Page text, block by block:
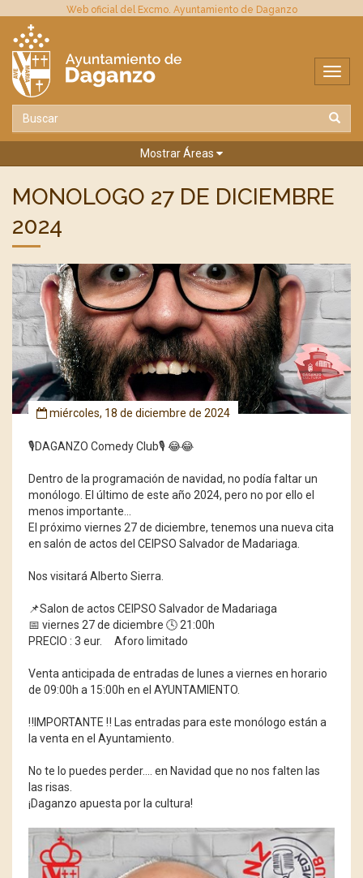
Web oficial del Excmo. Ayuntamiento de Daganzo
Mostrar Áreas
MONOLOGO 27 DE DICIEMBRE
2024
miércoles, 18 de diciembre de 2024
🎙️DAGANZO Comedy Club🎙️ 😂😂
Dentro de la programación de navidad, no podía faltar un
monólogo. El último de este año 2024, pero no por ello el
menos importante...
El próximo viernes 27 de diciembre, tenemos una nueva cita
en salón de actos del CEIPSO Salvador de Madariaga.
Nos visitará Alberto Sierra.
📌Salon de actos CEIPSO Salvador de Madariaga
📅 viernes 27 de diciembre 🕓 21:00h
PRECIO : 3 eur. Aforo limitado
Venta anticipada de entradas de lunes a viernes en horario
de 09:00h a 15:00h en el AYUNTAMIENTO.
‼️IMPORTANTE ‼️ Las entradas para este monólogo están a
la venta en el Ayuntamiento.
No te lo puedes perder.... en Navidad que no nos falten las
las risas.
¡Daganzo apuesta por la cultura!